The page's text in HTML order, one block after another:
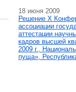
18 июня 2009
Решение X
ассоциации
аттестации
кадров высшей
2009 г.,
пуща»,